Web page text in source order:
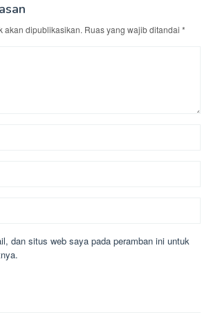
akan dipublikasikan. Ruas yang wajib ditandai *
dan situs web saya pada peramban ini untuk